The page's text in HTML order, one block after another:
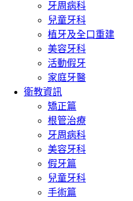
牙周病科
兒童牙科
植牙及全口重建
美容牙科
活動假牙
家庭牙醫
衛教資訊
矯正篇
根管治療
牙周病科
美容牙科
假牙篇
兒童牙科
手術篇